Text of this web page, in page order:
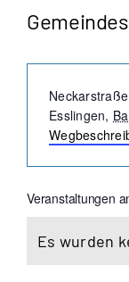
Adresse
Esslingen,
Veranstaltungen
Hinweis
Es wurden